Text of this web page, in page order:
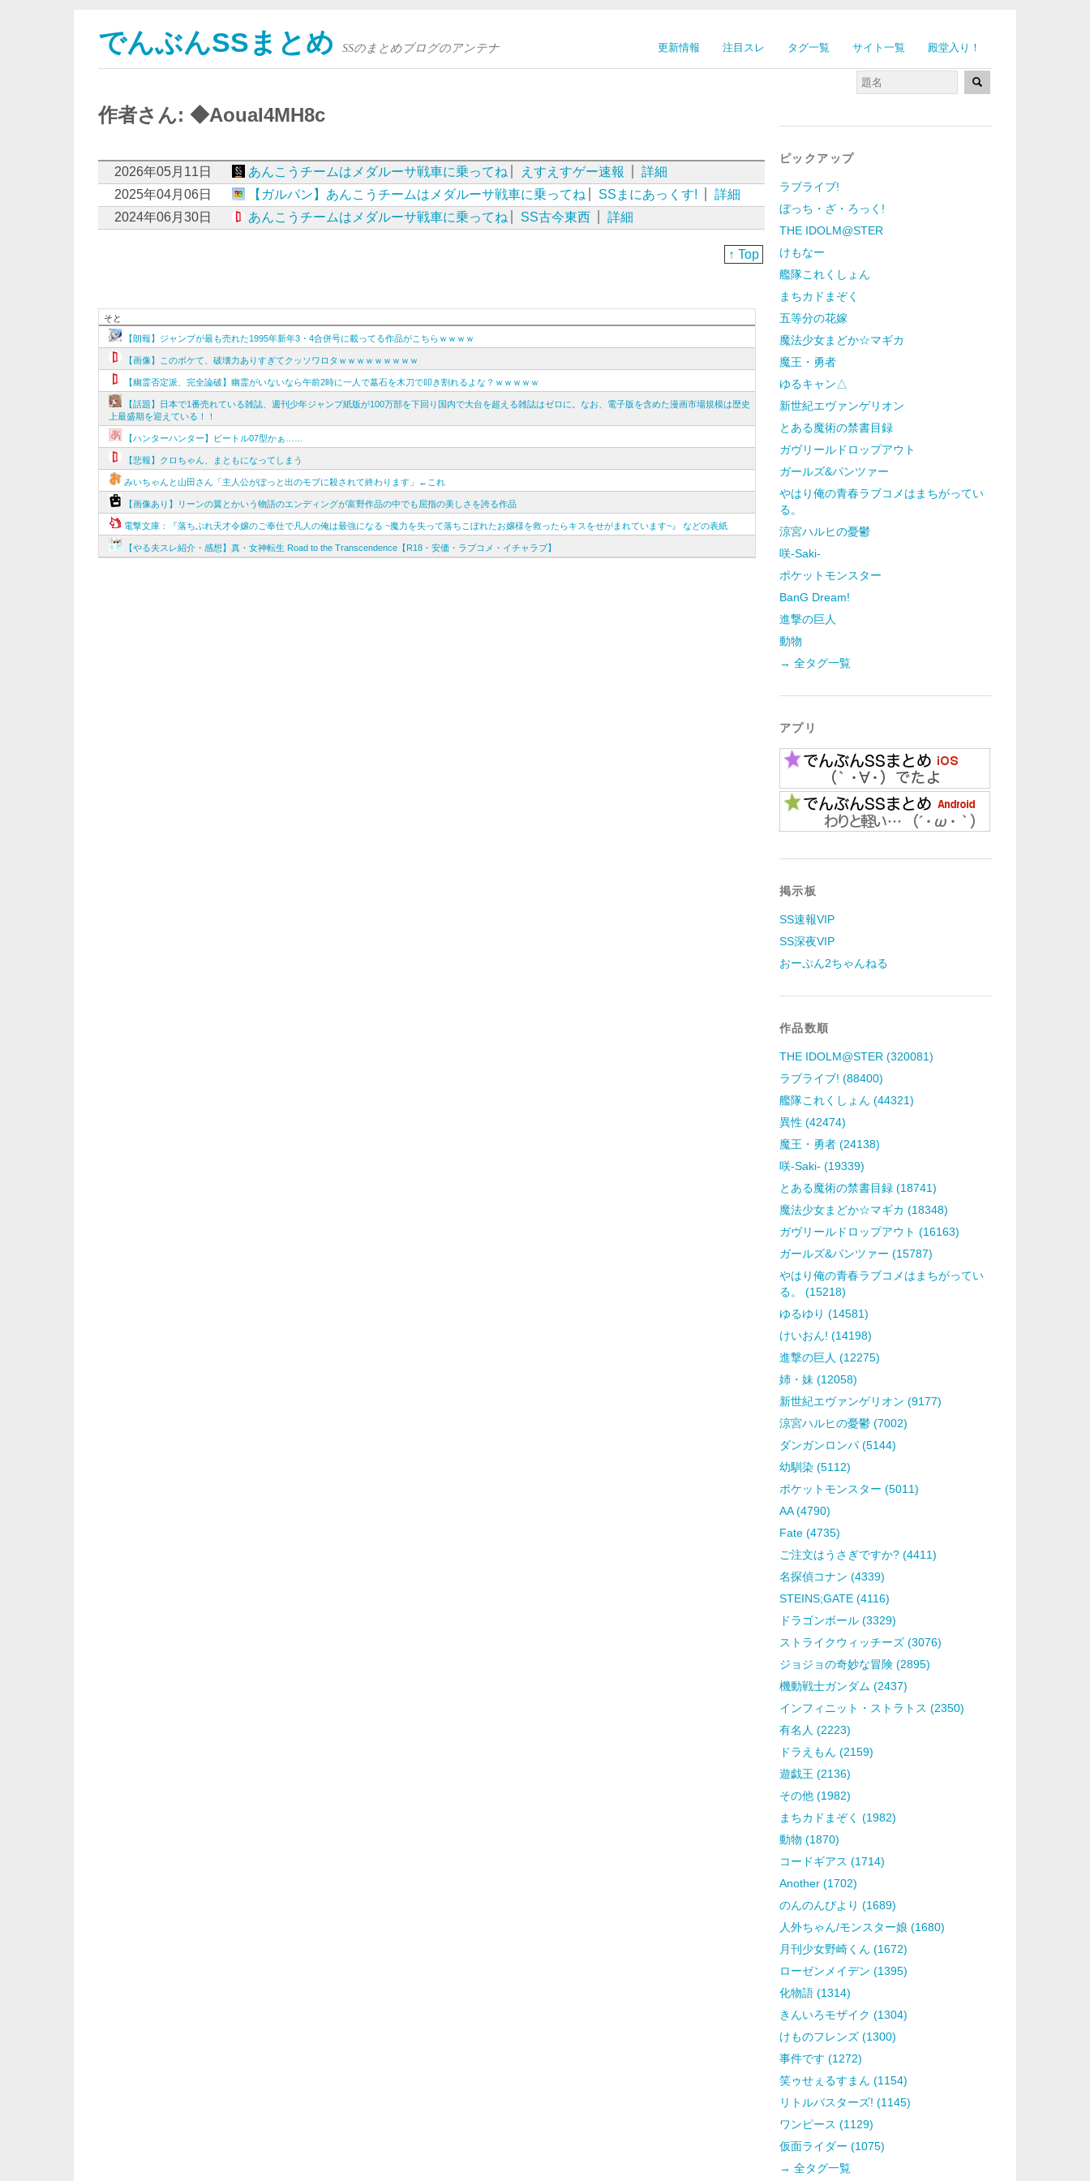
更新情報 注目スレ タグ一覧 サイト一覧 殿堂入り！
でんぶんSSまとめ SSのまとめブログのアンテナ
作者さん: ◆AouaI4MH8c
2026年05月11日 あんこうチームはメダルーサ戦車に乗ってね えすえすゲー速報
詳細
2025年04月06日
【ガルパン】あんこうチームはメダルーサ戦車に乗ってね SSまにあっくす!
詳細
2024年06月30日
あんこうチームはメダルーサ戦車に乗ってね SS古今東西 詳細
↑ Top
そと
【朗報】ジャンプが最も売れた1995年新年3・4合併号に載ってる作品がこちらｗｗｗｗ
【画像】このボケて、破壊力ありすぎてクッソワロタｗｗｗｗｗｗｗｗｗ
【幽霊否定派、完全論破】幽霊がいないなら午前2時に一人で墓石を木刀で叩き割れるよな？ｗｗｗｗｗ
【話題】日本で1番売れている雑誌、週刊少年ジャンプ紙版が100万部を下回り国内で大台を超える雑誌はゼロに。なお、電子版を含めた漫画市場規模は歴史
上最盛期を迎えている！！
【ハンターハンター】ビートル07型かぁ……
【悲報】クロちゃん、まともになってしまう
みいちゃんと山田さん「主人公がぽっと出のモブに殺されて終わります」←これ
【画像あり】リーンの翼とかいう物語のエンディングが富野作品の中でも屈指の美しさを誇る作品
電撃文庫：『落ちぶれ天才令嬢のご奉仕で凡人の俺は最強になる ~魔力を失って落ちこぼれたお嬢様を救ったらキスをせがまれています~』 などの表紙
【やる夫スレ紹介・感想】真・女神転生 Road to the Transcendence【R18・安価・ラブコメ・イチャラブ】
ピックアップ
ラブライブ!
ぼっち・ざ・ろっく!
THE IDOLM@STER
けもなー
艦隊これくしょん
まちカドまぞく
五等分の花嫁
魔法少女まどか☆マギカ
魔王・勇者
ゆるキャン△
新世紀エヴァンゲリオン
とある魔術の禁書目録
ガヴリールドロップアウト
ガールズ&パンツァー
やはり俺の青春ラブコメはまちがってい
る。
涼宮ハルヒの憂鬱
咲-Saki-
ポケットモンスター
BanG Dream!
進撃の巨人
動物
→ 全タグ一覧
アプリ
掲示板
SS速報VIP
SS深夜VIP
おーぷん2ちゃんねる
作品数順
THE IDOLM@STER (320081)
ラブライブ! (88400)
艦隊これくしょん (44321)
異性 (42474)
魔王・勇者 (24138)
咲-Saki- (19339)
とある魔術の禁書目録 (18741)
魔法少女まどか☆マギカ (18348)
ガヴリールドロップアウト (16163)
ガールズ&パンツァー (15787)
やはり俺の青春ラブコメはまちがってい
る。 (15218)
ゆるゆり (14581)
けいおん! (14198)
進撃の巨人 (12275)
姉・妹 (12058)
新世紀エヴァンゲリオン (9177)
涼宮ハルヒの憂鬱 (7002)
ダンガンロンパ (5144)
幼馴染 (5112)
ポケットモンスター (5011)
AA (4790)
Fate (4735)
ご注文はうさぎですか? (4411)
名探偵コナン (4339)
STEINS;GATE (4116)
ドラゴンボール (3329)
ストライクウィッチーズ (3076)
ジョジョの奇妙な冒険 (2895)
機動戦士ガンダム (2437)
インフィニット・ストラトス (2350)
有名人 (2223)
ドラえもん (2159)
遊戯王 (2136)
その他 (1982)
まちカドまぞく (1982)
動物 (1870)
コードギアス (1714)
Another (1702)
のんのんびより (1689)
人外ちゃん/モンスター娘 (1680)
月刊少女野崎くん (1672)
ローゼンメイデン (1395)
化物語 (1314)
きんいろモザイク (1304)
けものフレンズ (1300)
事件です (1272)
笑ゥせぇるすまん (1154)
リトルバスターズ! (1145)
ワンピース (1129)
仮面ライダー (1075)
→ 全タグ一覧